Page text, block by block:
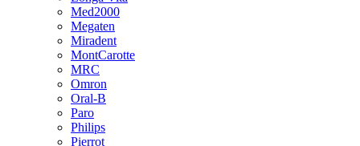
Med2000
Megaten
Miradent
MontCarotte
MRC
Omron
Oral-B
Paro
Philips
Pierrot